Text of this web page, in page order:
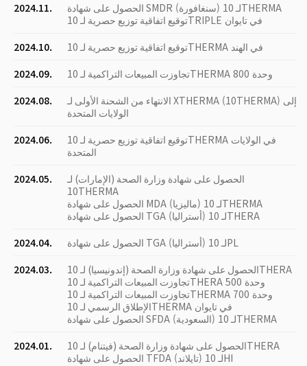
2024.11.
الحصول على شهادة SMDR (سنغافورة) لـ 10THERMA
توقيع اتفاقية توزيع حصرية لـ 10TRIPLE في تايوان
2024.10.
توقيع اتفاقية توزيع حصرية لـ 10THERMA في الهند
2024.09.
تجاوزت المبيعات التراكمية لـ 10THERMA 800 وحدة
2024.08.
الانتهاء من الشحنة الأولى لـ XTHERMA (10THERMA) إلى
الولايات المتحدة
2024.06.
توقيع اتفاقية توزيع حصرية لـ 10THERMA في الولايات
المتحدة
2024.05.
الحصول على شهادة وزارة الصحة (الإمارات) لـ
10THERMA
الحصول على شهادة MDA (ماليزيا) لـ 10THERMA
الحصول على شهادة TGA (أستراليا) لـ 10THERA
2024.04.
الحصول على شهادة TGA (أستراليا) لـ 10PL
2024.03.
الحصول على شهادة وزارة الصحة (إندونيسيا) لـ 10THERA
تجاوزت المبيعات التراكمية لـ 10THERA 500 وحدة
تجاوزت المبيعات التراكمية لـ 10THERMA 700 وحدة
الإطلاق الرسمي لـ 10THERMA في تايوان
الحصول على شهادة SFDA (السعودية) لـ 10THERMA
2024.01.
الحصول على شهادة وزارة الصحة (فيتنام) لـ 10THERA
الحصول على شهادة TFDA (تايلاند) لـ 10HI